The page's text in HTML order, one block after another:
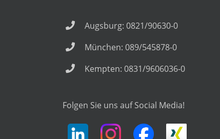
Augsburg: 0821/90630-0
München: 089/545878-0
Kempten: 0831/9606036-0
Folgen Sie uns auf Social Media!